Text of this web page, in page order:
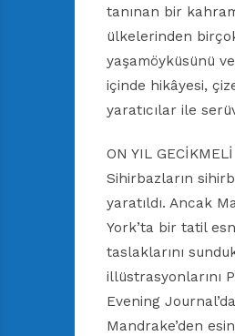
tanınan bir
ülkelerinden
yaşamöyküsünü
içinde hikâyesi,
yaratıcılar ile
ON YIL
Sihirbazların
yaratıldı. Ancak
York’ta bir tatil
taslaklarını
illüstrasyonlarını
Evening
Mandrake’den